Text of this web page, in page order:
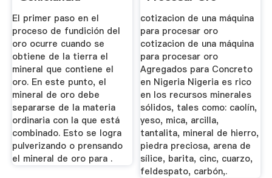
El primer paso en el
proceso de fundición del
oro ocurre cuando se
obtiene de la tierra el
mineral que contiene el
oro. En este punto, el
mineral de oro debe
separarse de la materia
ordinaria con la que está
combinado. Esto se logra
pulverizando o prensando
el mineral de oro para .
cotizacion de una máquina
para procesar oro
cotizacion de una máquina
para procesar oro
Agregados para Concreto
en Nigeria Nigeria es rico
en los recursos minerales
sólidos, tales como: caolín,
yeso, mica, arcilla,
tantalita, mineral de hierro,
piedra preciosa, arena de
sílice, barita, cinc, cuarzo,
feldespato, carbón,.